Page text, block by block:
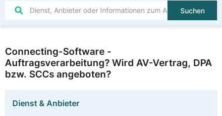
Suchen
Connecting-Software -
Auftragsverarbeitung? Wird AV-Vertrag, DPA
bzw. SCCs angeboten?
Dienst & Anbieter